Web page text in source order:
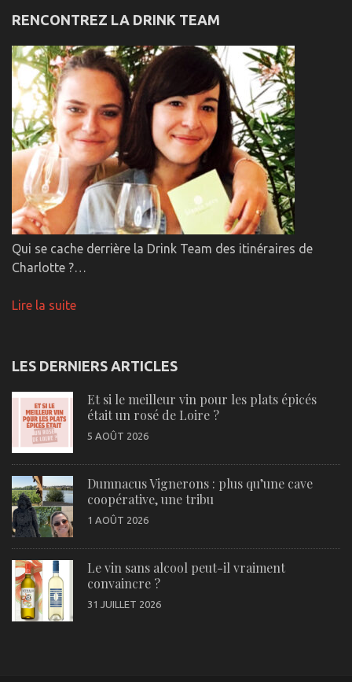
RENCONTREZ LA DRINK TEAM
Qui se cache derrière la Drink Team des itinéraires de
Charlotte ?…
Lire la suite
LES DERNIERS ARTICLES
Et si le meilleur vin pour les plats épicés
était un rosé de Loire ?
5 AOÛT 2026
Dumnacus Vignerons : plus qu’une cave
coopérative, une tribu
1 AOÛT 2026
Le vin sans alcool peut-il vraiment
convaincre ?
31 JUILLET 2026